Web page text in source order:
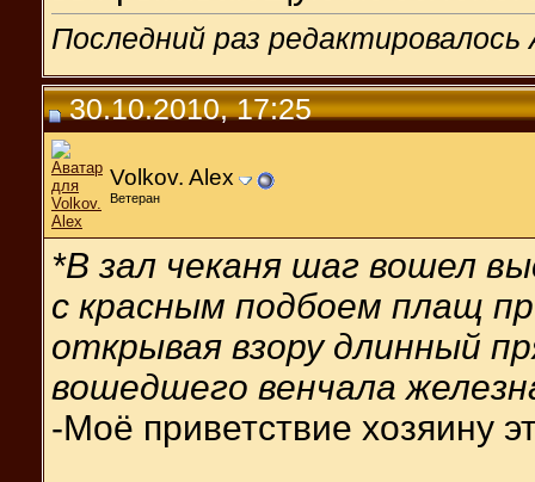
Последний раз
30.10.2010, 17:25
Volkov. Alex
Ветеран
*В зал чеканя шаг вошел
с красным подбоем плащ
открывая взору длинный
вошедшего венчала
-Моё приветствие хозяину